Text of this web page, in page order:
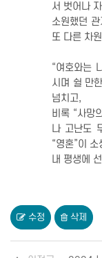
서 벗어나
소원했던
또 다른 차
“여호와는
시며 쉴 만
넘치고,
비록 “사망
나 고난도
“영혼”이 소
내 평생에
수정 삭제